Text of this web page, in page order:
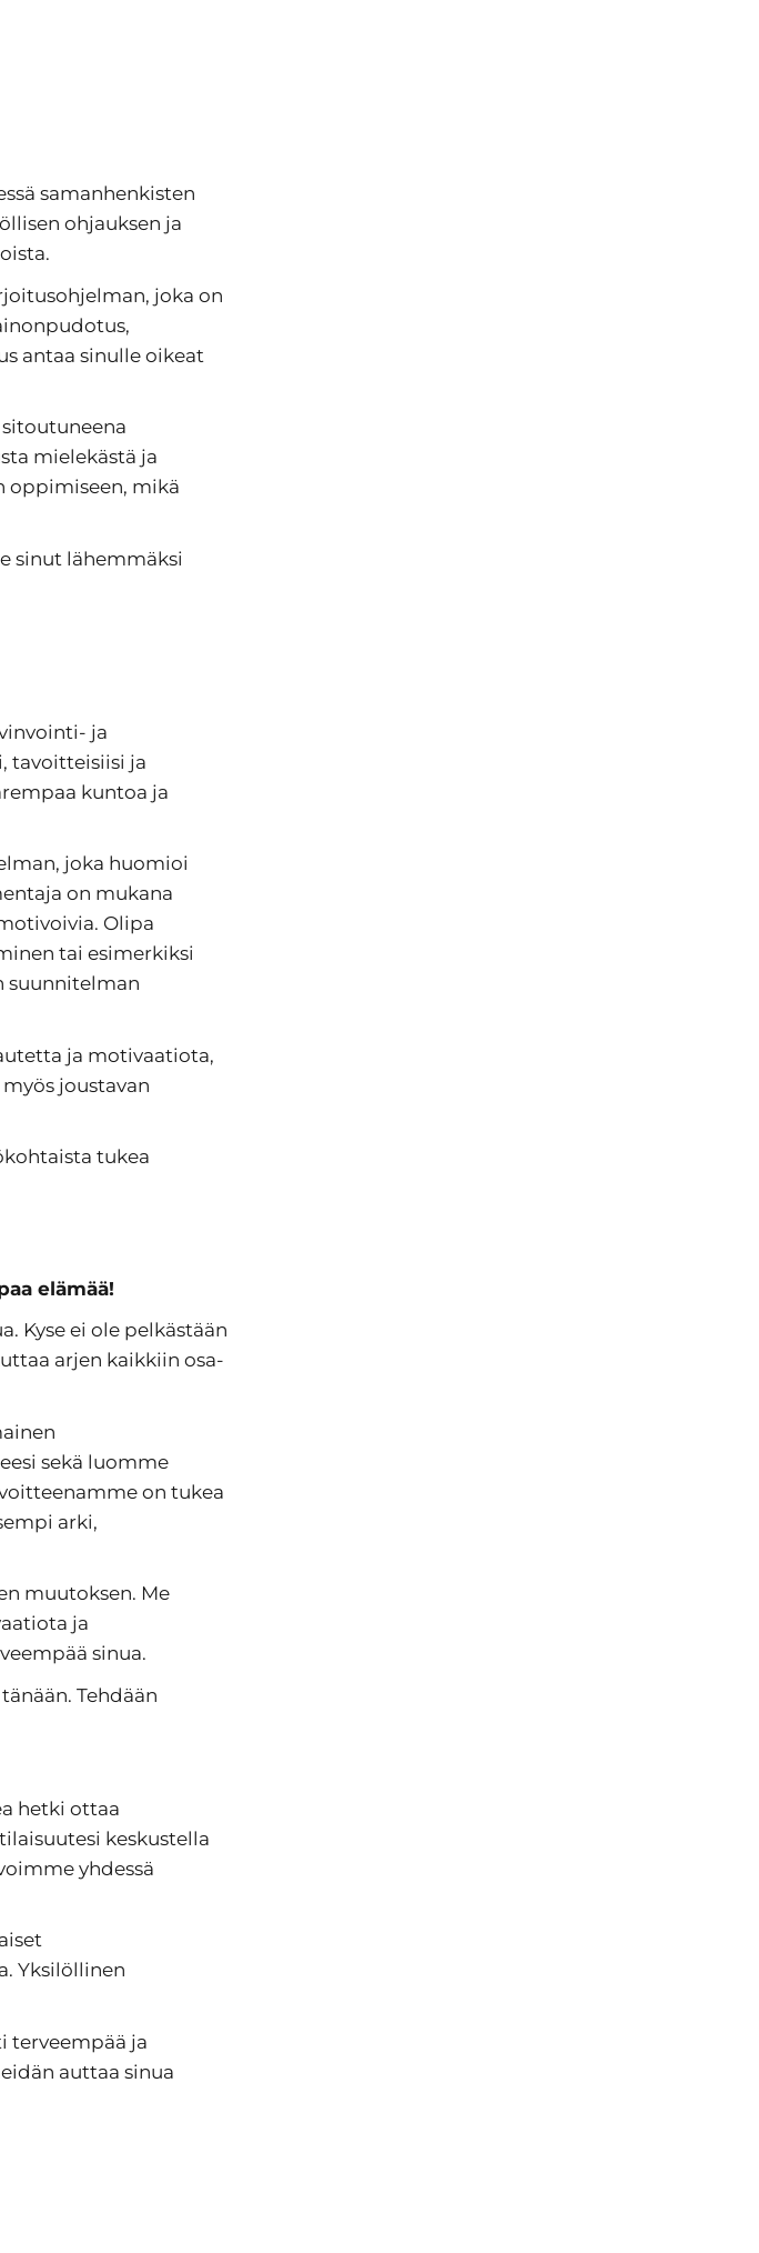
samanhenkisten
ohjauksen ja
joka on
antaa sinulle oikeat
mielekästä ja
oppimiseen, mikä
sinut lähemmäksi
ja
tavoitteisiisi ja
kuntoa ja
joka huomioi
on mukana
Olipa
tai esimerkiksi
suunnitelman
ja motivaatiota,
joustavan
tukea
elämää!
Kyse ei ole pelkästään
arjen kaikkiin osa-
sekä luomme
on tukea
arki,
muutoksen. Me
ja
sinua.
Tehdään
hetki ottaa
keskustella
yhdessä
Yksilöllinen
terveempää ja
auttaa sinua